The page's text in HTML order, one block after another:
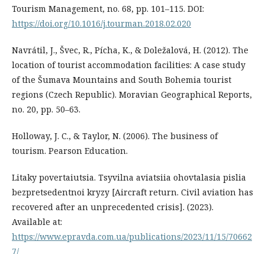
Tourism Management, no. 68, pp. 101–115. DOI:
https://doi.org/10.1016/j.tourman.2018.02.020
Navrátil, J., Švec, R., Pícha, K., & Doležalová, H. (2012). The
location of tourist accommodation facilities: A case study
of the Šumava Mountains and South Bohemia tourist
regions (Czech Republic). Moravian Geographical Reports,
no. 20, pp. 50–63.
Holloway, J. C., & Taylor, N. (2006). The business of
tourism. Pearson Education.
Litaky povertaiutsia. Tsyvilna aviatsiia ohovtalasia pislia
bezpretsedentnoi kryzy [Aircraft return. Civil aviation has
recovered after an unprecedented crisis]. (2023).
Available at:
https://www.epravda.com.ua/publications/2023/11/15/70662
7/